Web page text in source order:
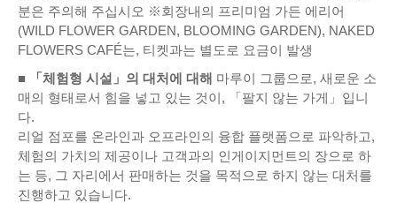
분은 주의해 주십시오 ※회장내의 프리미엄 가든 에리어
(WILD FLOWER GARDEN, BLOOMING GARDEN), NAKED
FLOWERS CAFÉ는, 티켓과는 별도로 요금이 발생
■ 「체험형 시설」의 대처에 대해 마루이 그룹으로, 새로운 소
매의 형태로서 힘을 넣고 있는 것이, 「팔지 않는 가게」입니
다.
리얼 점포를 온라인과 오프라인의 융합 플랫폼으로 파악하고,
체험의 가치의 제공이나 고객과의 인게이지먼트의 장으로 하
는 등, 그 자리에서 판매하는 것을 목적으로 하지 않는 대처를
진행하고 있습니다.